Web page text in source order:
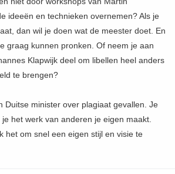
ideeën en technieken overnemen? Als je
dan wil je doen wat de meester doet. En
graag kunnen pronken. Of neem je aan
Klapwijk deel om libellen heel anders
te brengen?
Duitse minister over plagiaat gevallen. Je
het werk van anderen je eigen maakt.
het om snel een eigen stijl en visie te